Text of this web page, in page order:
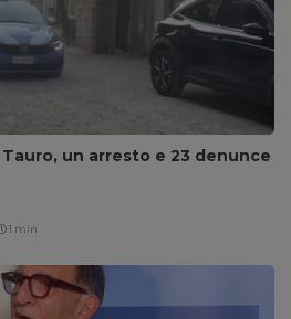
un arresto e 23 denunce
1 min